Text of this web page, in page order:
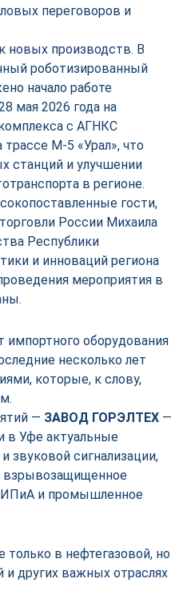
переговоров и
новых производств. В
роботизированный
начало работе
мая 2026 года на
с АГНКС
трассе М-5 «Урал», что
станций и улучшении
в регионе.
гости,
России Михаила
Республики
и инноваций региона
мероприятия в
импортного оборудования
несколько лет
которые, к слову,
— ЗАВОД ГОРЭЛТЕХ —
в Уфе актуальные
сигнализации,
взрывозащищенное
и промышленное
только в нефтегазовой, но
и других важных отраслях